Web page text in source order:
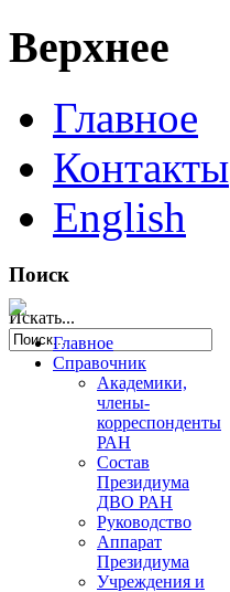
Верхнее
Главное
Контакты
English
Поиск
Искать...
Главное
Справочник
Академики,
члены-
корреспонденты
РАН
Состав
Президиума
ДВО РАН
Руководство
Аппарат
Президиума
Учреждения и